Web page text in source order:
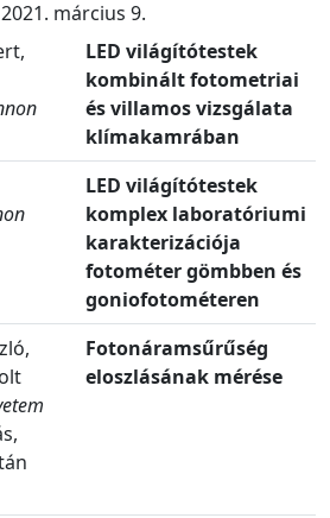
2021. március 9.
LED világítótestek
kombinált fotometriai
és villamos vizsgálata
klímakamrában
LED világítótestek
komplex laboratóriumi
karakterizációja
fotométer gömbben és
goniofotométeren
Fotonáramsűrűség
eloszlásának mérése